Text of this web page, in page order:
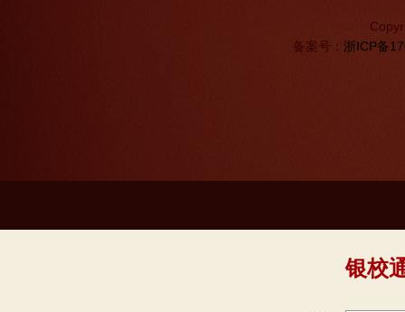
备案号： 浙ICP备
银校